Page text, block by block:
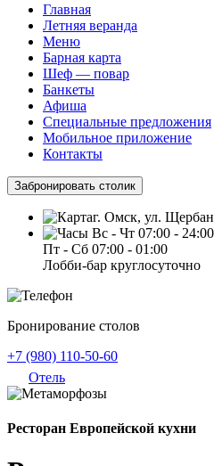
Главная
Летняя веранда
Меню
Барная карта
Шеф — повар
Банкеты
Афиша
Специальные предложения
Мобильное приложение
Контакты
Забронировать столик
г. Омск, ул.
Вс - Чт 07:00 - 24:00
Пт - Сб 07:00 - 01:00
Лобби-бар круглосуточно
Бронирование столов
+7 (980) 110-50-60
Отель
Ресторан Европейской кухни